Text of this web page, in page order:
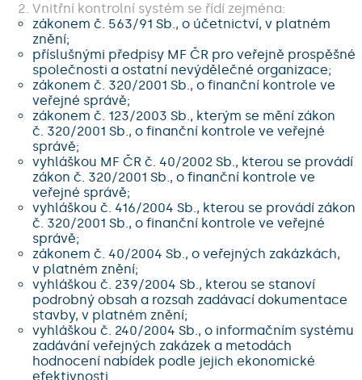
Vnitřní kontrolní systém se řídí zejména:
zákonem č. 563/91 Sb., o účetnictví, v platném
znění;
příslušnými předpisy MF ČR pro veřejně prospěšné
společnosti a ostatní nevýdělečné organizace;
zákonem č. 320/2001 Sb., o finanční kontrole ve
veřejné správě;
zákonem č. 123/2003 Sb., kterým se mění zákon
č. 320/2001 Sb., o finanční kontrole ve veřejné
správě;
vyhláškou MF ČR č. 40/2002 Sb., kterou se provádí
zákon č. 320/2001 Sb., o finanční kontrole ve
veřejné správě;
vyhláškou č. 416/2004 Sb., kterou se provádí zákon
č. 320/2001 Sb., o finanční kontrole ve veřejné
správě;
zákonem č. 40/2004 Sb., o veřejných zakázkách,
v platném znění;
vyhláškou č. 239/2004 Sb., kterou se stanoví
podrobný obsah a rozsah zadávací dokumentace
stavby, v platném znění;
vyhláškou č. 240/2004 Sb., o informačním systému
zadávání veřejných zakázek a metodách
hodnocení nabídek podle jejich ekonomické
efektivnosti.